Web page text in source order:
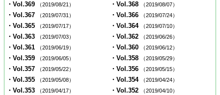
・Vol.369 （2019/08/21） ・Vol.368 （2019/08/07）
・Vol.367 （2019/07/31） ・Vol.366 （2019/07/24）
・Vol.365 （2019/07/17） ・Vol.364 （2019/07/10）
・Vol.363 （2019/07/03） ・Vol.362 （2019/06/26）
・Vol.361 （2019/06/19） ・Vol.360 （2019/06/12）
・Vol.359 （2019/06/05） ・Vol.358 （2019/05/29）
・Vol.357 （2019/05/22） ・Vol.356 （2019/05/15）
・Vol.355 （2019/05/08） ・Vol.354 （2019/04/24）
・Vol.353 （2019/04/17） ・Vol.352 （2019/04/10）